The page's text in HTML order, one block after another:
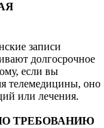
записи
долгосрочное
если вы
телемедицины, оно
или лечения.
ТРЕБОВАНИЮ